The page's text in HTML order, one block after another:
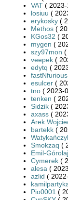
VAT (
losiuu (
erykosky (
Methos (
KGos32 (
mygen (
szy97mon (
veepek (
edytq (
fastNfurious
esulcer (
tno ( 2023-
tenken (
Sidzik (
axass (
Arek
bartekk (
Smokzaq (
Emil-
Cymerek (
alesa (
azlid (
Pio0001 (